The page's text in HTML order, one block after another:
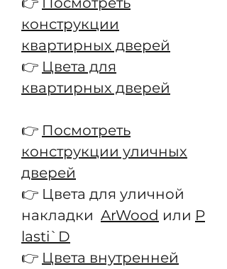
конструкции
квартирных дверей
👉 Цвета для
квартирных дверей
👉 Посмотреть
конструкции уличных
дверей
👉 Цвета для уличной
накладки ArWood или P
lasti`D
👉 Цвета внутренней